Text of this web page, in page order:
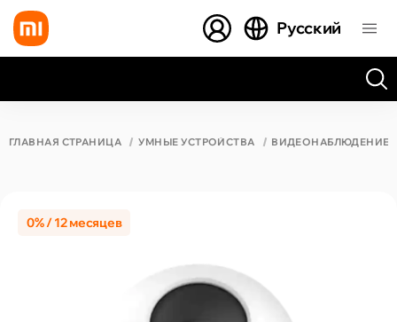
Русский
ГЛАВНАЯ СТРАНИЦА УМНЫЕ УСТРОЙСТВА ВИДЕОНАБЛЮДЕНИЕ
0% / 12 месяцев